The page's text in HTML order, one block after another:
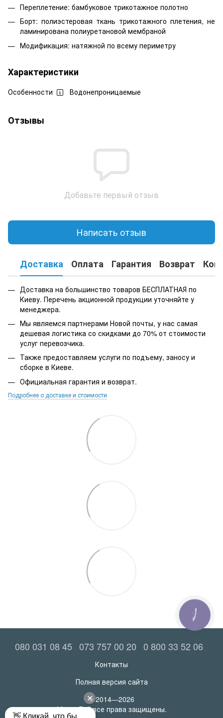
Переплетение: бамбуковое трикотажное полотно
Борт: полиэстеровая ткань трикотажного плетения, не
ламинирована полиуретановой мембраной
Модификация: натяжной по всему периметру
Характеристики
Особенности Водонепроницаемые
Отзывы
Добавьте первый отзыв
Написать отзыв
Доставка Оплата Гарантия Возврат
Доставка на большинство товаров БЕСПЛАТНАЯ по
Киеву. Перечень акционной продукции уточняйте у
менеджера.
Мы являемся партнерами Новой почты, у нас самая
дешевая логистика со скидками до 70% от стоимости
услуг перевозчика.
Также предоставляем услуги по подъему, заносу и
сборке в Киеве.
Официальная гарантия и возврат.
Подробнее о доставке и стоимости
080 031 08 45 073 757 00 20 0 800 33 52 06
Контакты
Полная версия сайта
© 2014—2026
MatrasRoll все права защищены.
КНОПКА
ЗВ'ЯЗКУ